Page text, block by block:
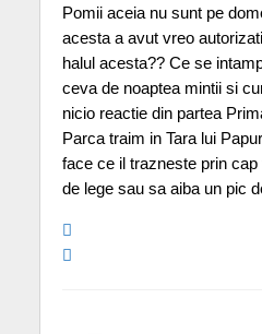
Pomii aceia nu sunt pe
acesta a avut vreo
halul acesta?? Ce se
ceva de noaptea mintii si
nicio reactie din partea
Parca traim in Tara lui
face ce il trazneste prin
de lege sau sa aiba un pic